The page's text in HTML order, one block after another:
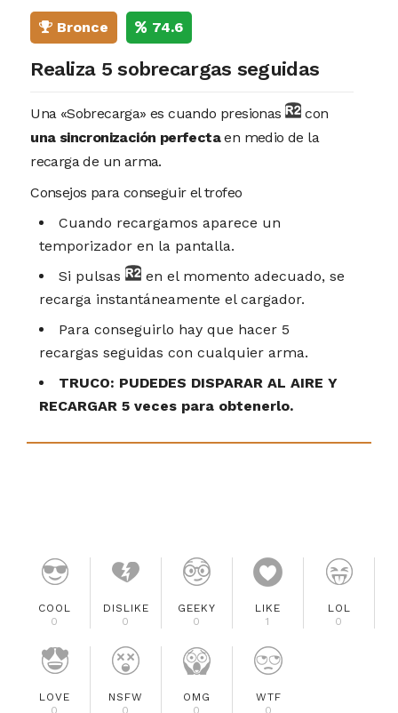
Bronce 74.6
Realiza 5 sobrecargas seguidas
Una «Sobrecarga» es cuando presionas
con
una sincronización perfectaen medio de la
recarga de un arma.
Consejos para conseguir el trofeo
Cuando recargamos aparece un
temporizador en la pantalla.
Si pulsas
en el momento adecuado, se
recarga instantáneamente el cargador.
Para conseguirlo hay que hacer 5
recargas seguidas con cualquier arma.
TRUCO: PUDEDES DISPARAR AL AIRE Y
RECARGAR 5 veces para obtenerlo.
COOL
0
DISLIKE
0
GEEKY
0
LIKE
1
LOL
0
LOVE
0
NSFW
0
OMG
0
WTF
0